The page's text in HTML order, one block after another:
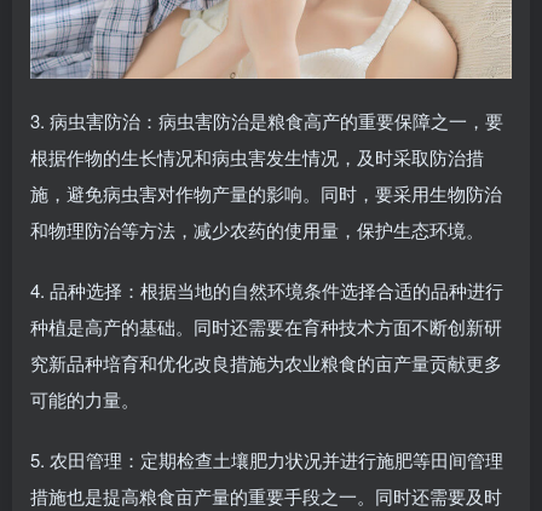
3. 病虫害防治：病虫害防治是粮食高产的重要保障之一，要
根据作物的生长情况和病虫害发生情况，及时采取防治措
施，避免病虫害对作物产量的影响。同时，要采用生物防治
和物理防治等方法，减少农药的使用量，保护生态环境。
4. 品种选择：根据当地的自然环境条件选择合适的品种进行
种植是高产的基础。同时还需要在育种技术方面不断创新研
究新品种培育和优化改良措施为农业粮食的亩产量贡献更多
可能的力量。
5. 农田管理：定期检查土壤肥力状况并进行施肥等田间管理
措施也是提高粮食亩产量的重要手段之一。同时还需要及时